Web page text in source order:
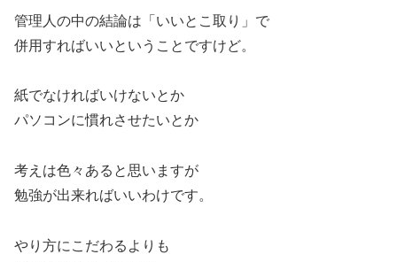
管理人の中の結論は「いいとこ取り」で
併用すればいいということですけど。
紙でなければいけないとか
パソコンに慣れさせたいとか
考えは色々あると思いますが
勉強が出来ればいいわけです。
やり方にこだわるよりも